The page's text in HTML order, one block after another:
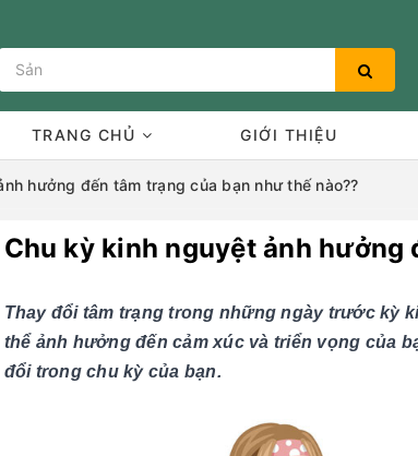
Bạn chưa xem sản phẩm
TRANG CHỦ GIỚI THIỆU
hưởng đến tâm trạng của bạn như thế nào??
Chu kỳ kinh nguyệt ảnh hưởng
Thay đổi tâm trạng trong những ngày trước kỳ
thể ảnh hưởng đến cảm xúc và triển vọng của
đổi trong chu kỳ của bạn.